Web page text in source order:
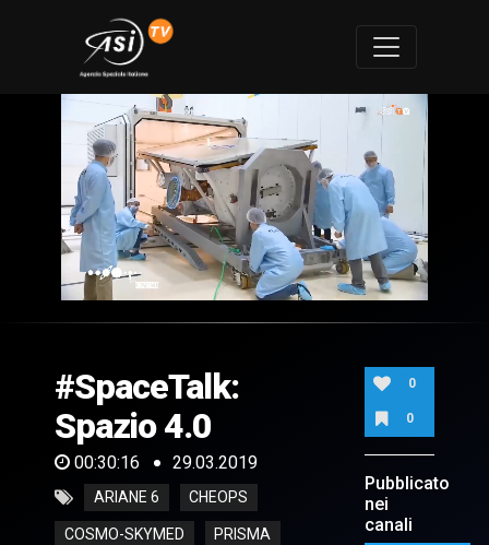
of
16
seconds
#SpaceTalk:
Spazio 4.0
00:30:16 29.03.2019
ARIANE 6 CHEOPS
COSMO-SKYMED PRISMA
0
0
Pubblicato
nei
canali